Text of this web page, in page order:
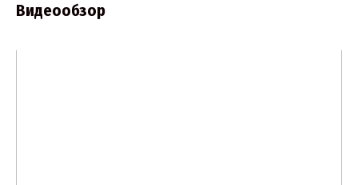
Видеообзор